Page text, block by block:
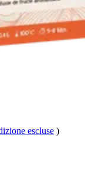
escluse )